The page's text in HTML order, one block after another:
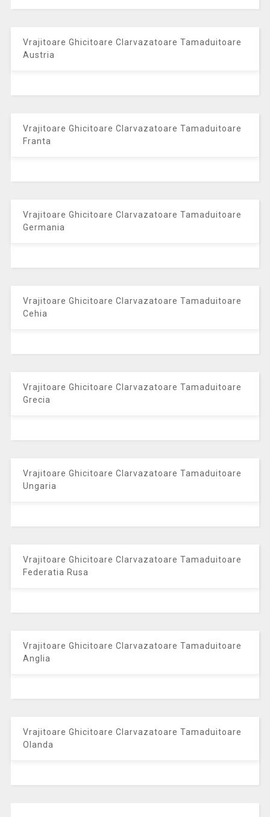
Vrajitoare Ghicitoare Clarvazatoare Tamaduitoare
Austria
Vrajitoare Ghicitoare Clarvazatoare Tamaduitoare
Franta
Vrajitoare Ghicitoare Clarvazatoare Tamaduitoare
Germania
Vrajitoare Ghicitoare Clarvazatoare Tamaduitoare
Cehia
Vrajitoare Ghicitoare Clarvazatoare Tamaduitoare
Grecia
Vrajitoare Ghicitoare Clarvazatoare Tamaduitoare
Ungaria
Vrajitoare Ghicitoare Clarvazatoare Tamaduitoare
Federatia Rusa
Vrajitoare Ghicitoare Clarvazatoare Tamaduitoare
Anglia
Vrajitoare Ghicitoare Clarvazatoare Tamaduitoare
Olanda